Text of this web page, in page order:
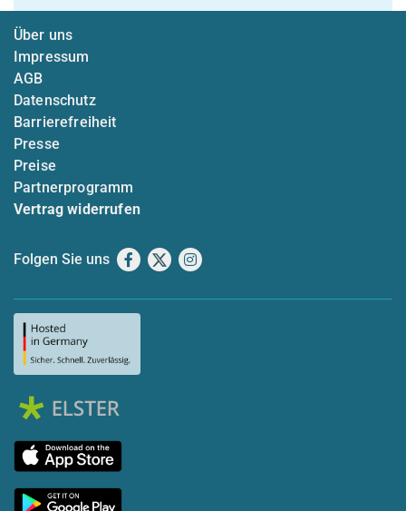
Über uns
Impressum
AGB
Datenschutz
Barrierefreiheit
Presse
Preise
Partnerprogramm
Vertrag widerrufen
Folgen Sie uns Facebook
X Instagram